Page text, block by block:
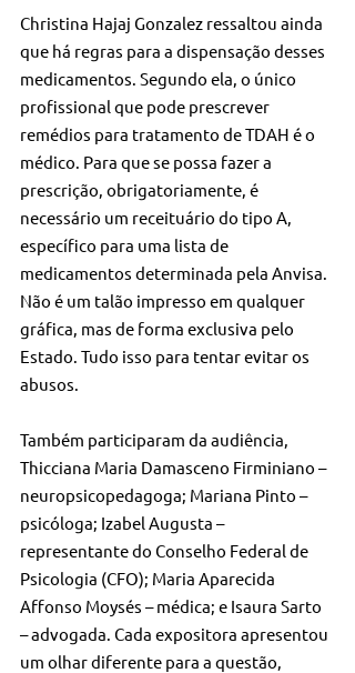
Christina Hajaj Gonzalez ressaltou ainda
que há regras para a dispensação desses
medicamentos. Segundo ela, o único
profissional que pode prescrever
remédios para tratamento de TDAH é o
médico. Para que se possa fazer a
prescrição, obrigatoriamente, é
necessário um receituário do tipo A,
específico para uma lista de
medicamentos determinada pela Anvisa.
Não é um talão impresso em qualquer
gráfica, mas de forma exclusiva pelo
Estado. Tudo isso para tentar evitar os
abusos.
Também participaram da audiência,
Thicciana Maria Damasceno Firminiano –
neuropsicopedagoga; Mariana Pinto –
psicóloga; Izabel Augusta –
representante do Conselho Federal de
Psicologia (CFO); Maria Aparecida
Affonso Moysés – médica; e Isaura Sarto
– advogada. Cada expositora apresentou
um olhar diferente para a questão,